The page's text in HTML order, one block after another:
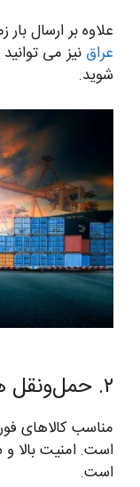
علاوه بر ارسال بار
عراق نیز می
شوید.
۲. حمل‌ونقل هوایی (بار هوایی)
مناسب کالاهای
است. امنیت بالا
است.